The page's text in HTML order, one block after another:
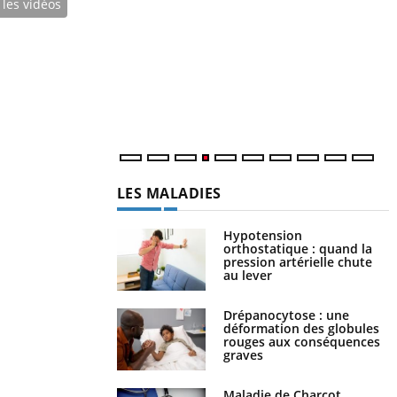
vidéos
LES MALADIES
Hypotension
orthostatique : quand la
pression artérielle chute
au lever
Drépanocytose : une
déformation des globules
rouges aux conséquences
graves